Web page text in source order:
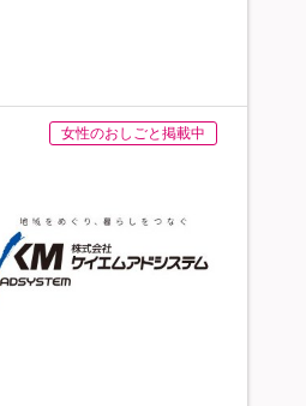
女性のおしごと掲載中